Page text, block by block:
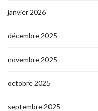
janvier 2026
décembre 2025
novembre 2025
octobre 2025
septembre 2025